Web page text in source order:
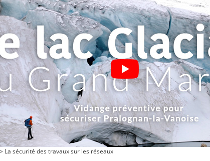
La sécurité des travaux sur les réseaux